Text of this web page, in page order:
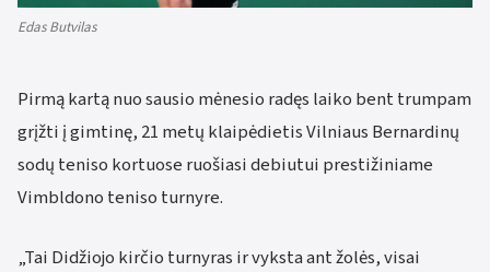
Edas Butvilas
Pirmą kartą nuo sausio mėnesio radęs laiko bent trumpam
grįžti į gimtinę, 21 metų klaipėdietis Vilniaus Bernardinų
sodų teniso kortuose ruošiasi debiutui prestižiniame
Vimbldono teniso turnyre.
„Tai Didžiojo kirčio turnyras ir vyksta ant žolės, visai